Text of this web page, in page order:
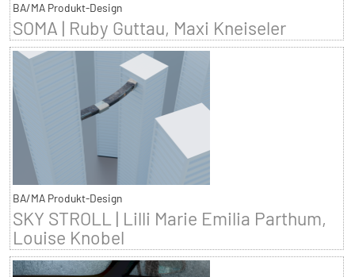
BA/MA Produkt-Design
SOMA | Ruby Guttau, Maxi Kneiseler
BA/MA Produkt-Design
SKY STROLL | Lilli Marie Emilia Parthum,
Louise Knobel